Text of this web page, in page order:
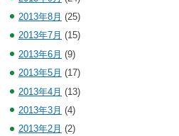
2013年8月 (25)
2013年7月 (15)
2013年6月 (9)
2013年5月 (17)
2013年4月 (13)
2013年3月 (4)
2013年2月 (2)